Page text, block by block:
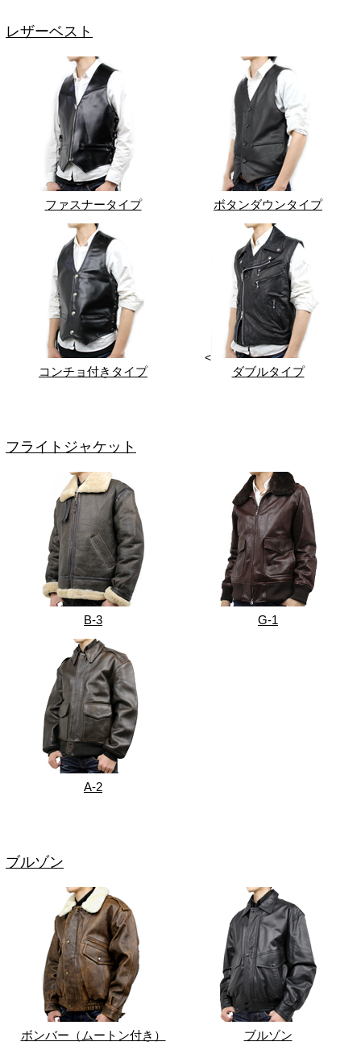
レザーベスト
ファスナータイプ ボタンダウンタイプ
コンチョ付きタイプ
<
ダブルタイプ
フライトジャケット
B-3 G-1
A-2
ブルゾン
ボンバー（ムートン付き） ブルゾン